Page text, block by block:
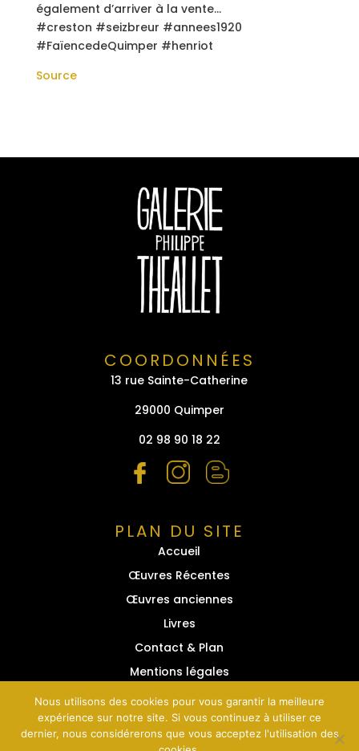
également d’arriver à la vente…
#creston #seizbreur #annees1920
#FaïencedeQuimper #henriot
Source
COORDONNÉES
13 rue Sainte-Catherine
29000 Quimper
02 98 90 18 22
PLAN DU SITE
Accueil
Œuvres Récentes
Œuvres anciennes
Livres
Contact & Plan
Mentions légales
Nous utilisons des cookies pour vous garantir la meilleure
expérience sur notre site. Si vous continuez à utiliser ce
dernier, nous considérerons que vous acceptez l'utilisation des